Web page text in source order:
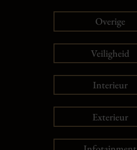
Overige
Veiligheid
Interieur
Exterieur